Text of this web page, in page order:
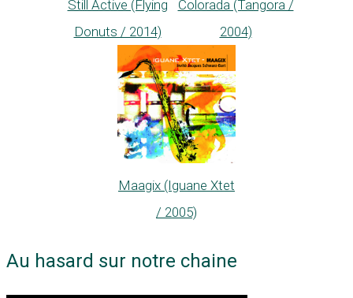
Still Active (Flying
Donuts / 2014)
Colorada (Tangora /
2004)
Maagix (Iguane Xtet
/ 2005)
Au hasard sur notre chaine